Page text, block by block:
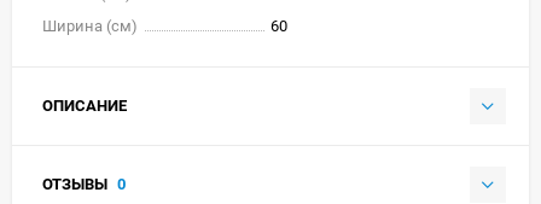
Ширина (см)
60
ОПИСАНИЕ
ОТЗЫВЫ 0